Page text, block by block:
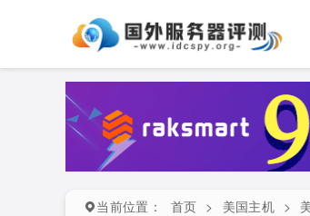
当前位置： 首页 > 美国主机 >